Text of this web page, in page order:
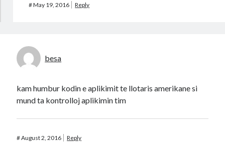
#May 19, 2016 Reply
besa
kam humbur kodin e aplikimit te llotaris amerikane si
mund ta kontrolloj aplikimin tim
#August 2, 2016 Reply